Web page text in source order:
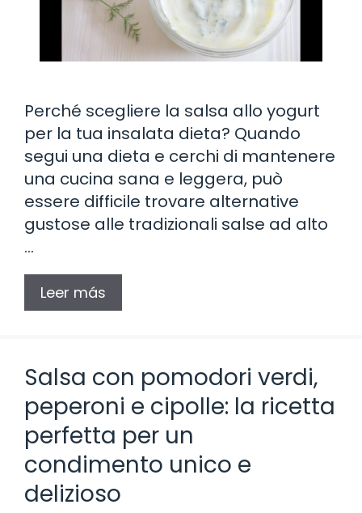
Perché scegliere la salsa allo yogurt
per la tua insalata dieta? Quando
segui una dieta e cerchi di mantenere
una cucina sana e leggera, può
essere difficile trovare alternative
gustose alle tradizionali salse ad alto
…
Leer más
Salsa con pomodori verdi,
peperoni e cipolle: la ricetta
perfetta per un
condimento unico e
delizioso